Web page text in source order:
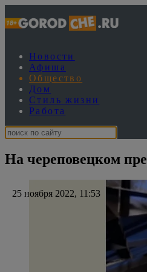
Новости
Афиша
Общество
Дом
Стиль жизни
Работа
На череповецком
25 ноября 2022, 11:53